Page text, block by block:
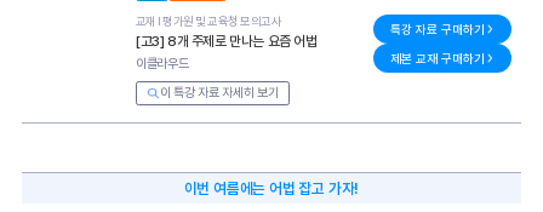
교재 l평가원 및 교육청 모의고사
[고3] 8개 주제로 만나는 요즘 어법
이클라우드
이 특강 자료 자세히 보기
특강 자료 구매하기
제본 교재 구매하기
이번 여름에는 어법 잡고 가자!